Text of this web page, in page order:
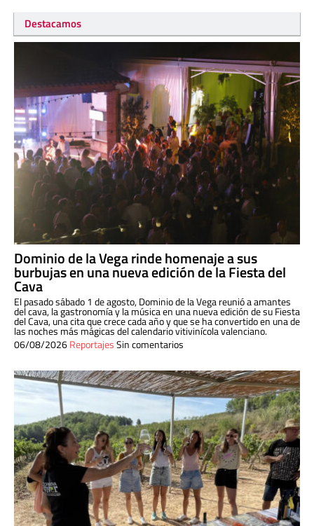
Destacamos
Dominio de la Vega rinde homenaje a sus
burbujas en una nueva edición de la Fiesta del
Cava
El pasado sábado 1 de agosto, Dominio de la Vega reunió a amantes
del cava, la gastronomía y la música en una nueva edición de su Fiesta
del Cava, una cita que crece cada año y que se ha convertido en una de
las noches más mágicas del calendario vitivinícola valenciano.
06/08/2026ReportajesSin comentarios